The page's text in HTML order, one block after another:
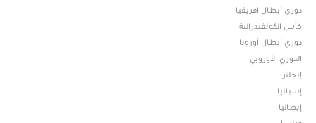
دوري أبطال افريقيا
كأس الكونفيدرالية
دوري أبطال أوروبا
الدوري الأوروبي
إنجلترا
إسبانيا
إيطاليا